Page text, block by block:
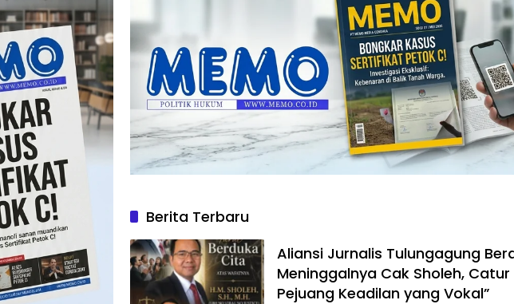
Berita Terbaru
Aliansi Jurnalis Tulungagung
Meninggalnya Cak Sholeh, Catur
Pejuang Keadilan yang Vokal”